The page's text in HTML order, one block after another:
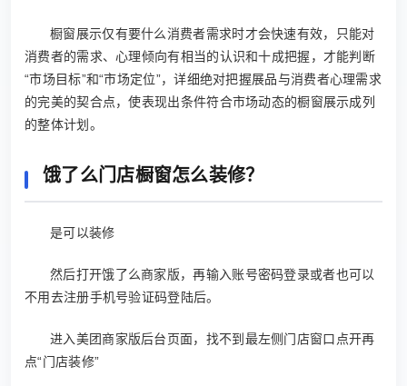
橱窗展示仅有要什么消费者需求时才会快速有效，只能对
消费者的需求、心理倾向有相当的认识和十成把握，才能判断
“市场目标”和“市场定位”，详细绝对把握展品与消费者心理需求
的完美的契合点，使表现出条件符合市场动态的橱窗展示成列
的整体计划。
饿了么门店橱窗怎么装修？
是可以装修
然后打开饿了么商家版，再输入账号密码登录或者也可以
不用去注册手机号验证码登陆后。
进入美团商家版后台页面，找不到最左侧门店窗口点开再
点“门店装修”